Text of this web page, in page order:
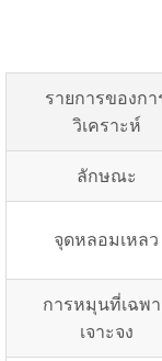
รายการของกา
วิเคราะห์
ลักษณะ
จุดหลอมเหลว
การหมุนที่เฉพา
เจาะจง